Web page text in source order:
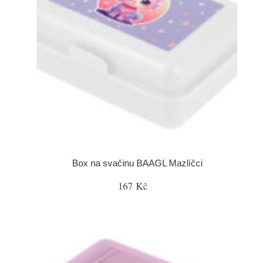
Box na svačinu BAAGL Mazlíčci
167 Kč